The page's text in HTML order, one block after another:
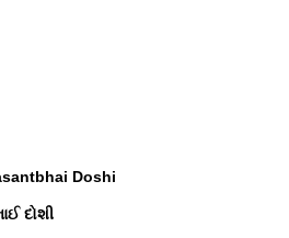
Doshi
દોશી